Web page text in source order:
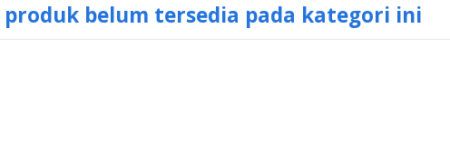
produk belum tersedia pada kategori ini